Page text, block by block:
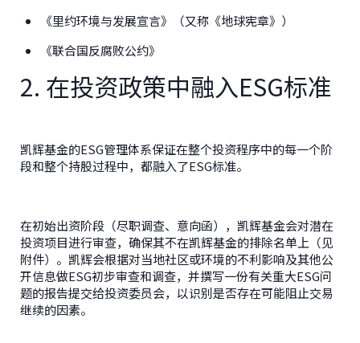
《里约环境与发展宣言》（又称《地球宪章》）
《联合国反腐败公约》
2. 在投资政策中融入ESG标准
凯辉基金的ESG管理体系保证在整个投资程序中的每一个阶
段和整个持股过程中，都融入了ESG标准。
在初始出资阶段（尽职调查、意向函），凯辉基金会对潜在
投资项目进行审查，确保其不在凯辉基金的排除名单上（见
附件）。凯辉会根据对当地社区或环境的不利影响及其他公
开信息做ESG初步审查和调查，并撰写一份有关重大ESG问
题的报告提交给投资委员会，以识别是否存在可能阻止交易
继续的因素。